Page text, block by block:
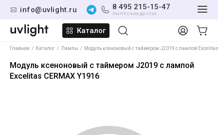
info@uvlight.ru 8 495 215-15-47
ПН-ПТ С 9:00 ДО 17:00
Каталог
Главная Каталог Лампы Модуль ксеноновый с таймером J2019 с лампой Excelitas
Модуль ксеноновый с таймером J2019 с лампой
Excelitas CERMAX Y1916